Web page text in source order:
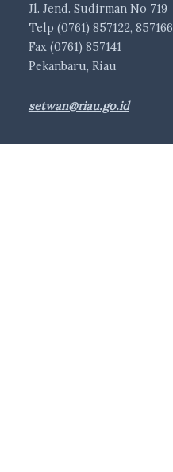
Jl. Jend. Sudirman No 719
Telp (0761) 857122, 857166
Fax (0761) 857141
Pekanbaru, Riau
setwan@riau.go.id